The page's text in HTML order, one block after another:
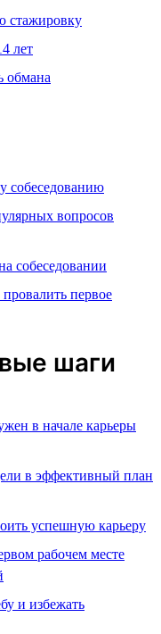
стажировку
лет
обмана
собеседованию
вопросов
собеседовании
первое
шаги
в начале карьеры
в эффективный план
успешную карьеру
рабочем месте
и избежать